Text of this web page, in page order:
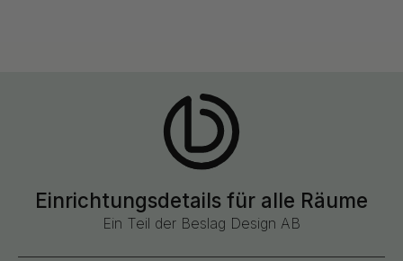
Einrichtungsdetails für alle Räume
Ein Teil der Beslag Design AB